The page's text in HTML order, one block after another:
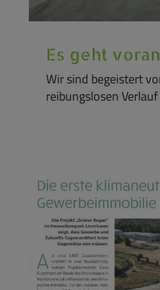
Es geht voran
Wir sind begeistert
reibungslosen